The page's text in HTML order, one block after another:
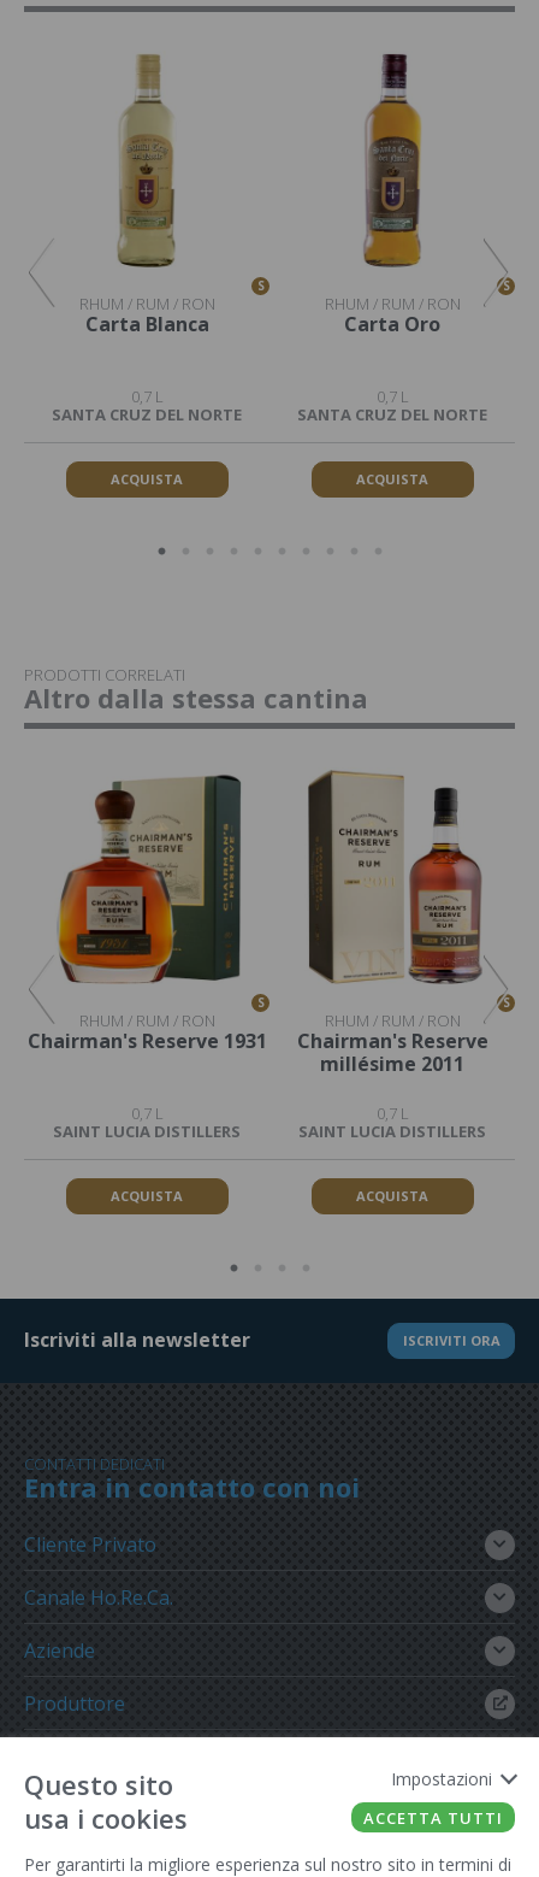
S
RHUM / RUM / RON
Carta Blanca
0,7 L
SANTA CRUZ DEL NORTE
ACQUISTA
S
RHUM / RUM / RON
Carta Oro
0,7 L
SANTA CRUZ DEL NORTE
ACQUISTA
PRODOTTI CORRELATI
Altro dalla stessa cantina
S
RHUM / RUM / RON
Chairman's Reserve 1931
0,7 L
SAINT LUCIA DISTILLERS
ACQUISTA
S
RHUM / RUM / RON
Chairman's Reserve
millésime 2011
0,7 L
SAINT LUCIA DISTILLERS
ACQUISTA
Iscriviti alla newsletter ISCRIVITI ORA
CONTATTI DEDICATI
Entra in contatto con noi
Cliente Privato
Canale Ho.Re.Ca.
Aziende
Produttore
Questo sito
usa i cookies
Per garantirti la migliore esperienza sul nostro sito in termini di
Impostazioni
ACCETTA TUTTI